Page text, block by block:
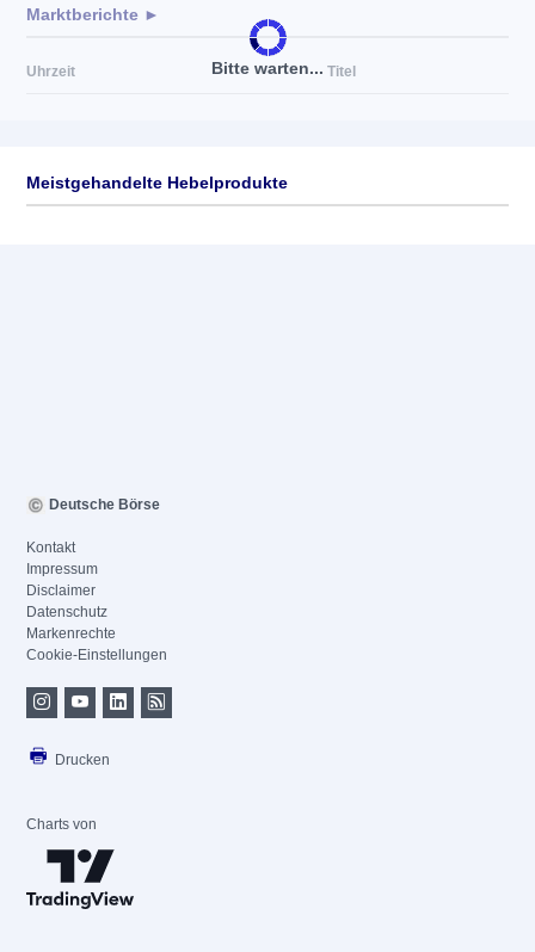
Bitte warten...
Marktberichte ►
Uhrzeit Titel
Meistgehandelte Hebelprodukte
Deutsche Börse
Kontakt
Impressum
Disclaimer
Datenschutz
Markenrechte
Cookie-Einstellungen
Drucken
Charts von